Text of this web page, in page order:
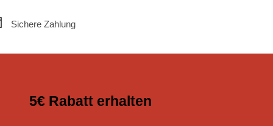
Sichere Zahlung
5€ Rabatt erhalten